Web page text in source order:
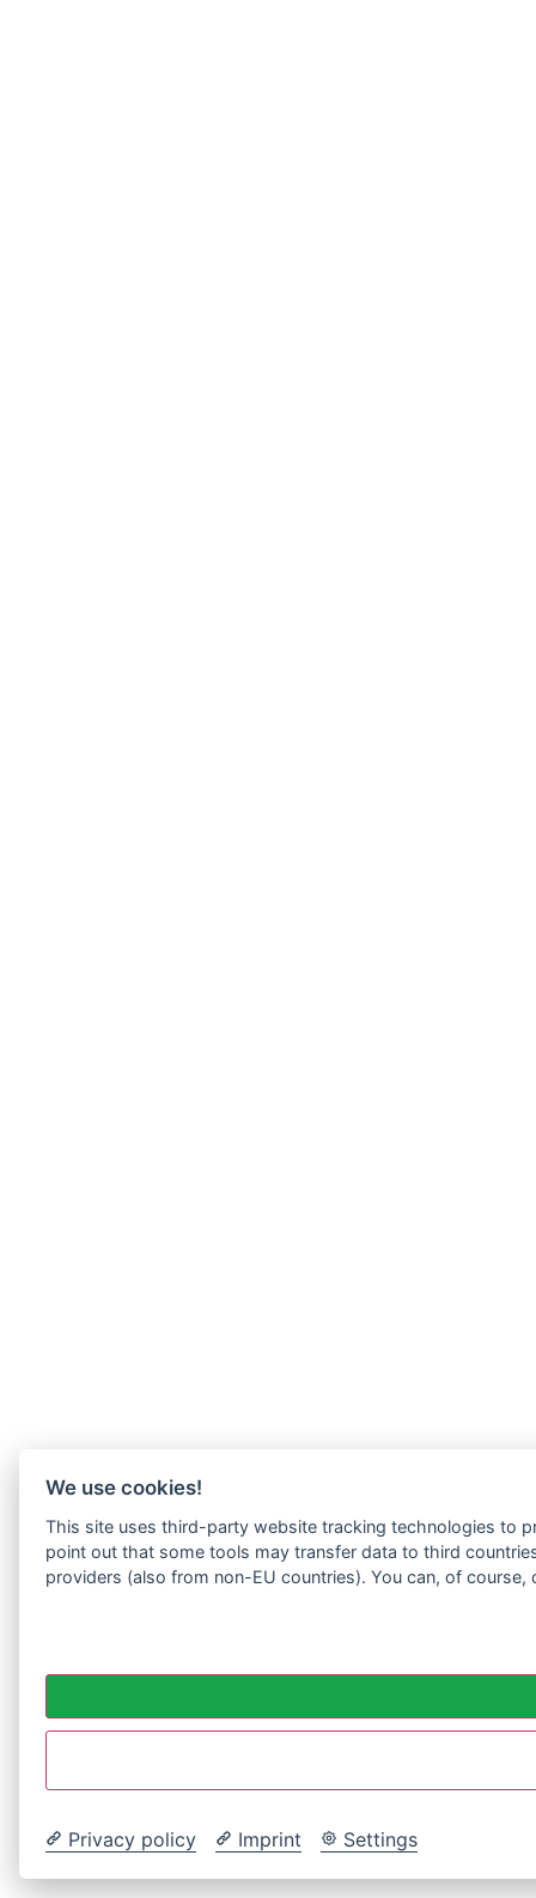
We use cookies!
This site uses third-party website tracking technologies to
point out that some tools may transfer data to third
providers (also from non-EU countries). You can, of
Privacy policy Imprint Settings